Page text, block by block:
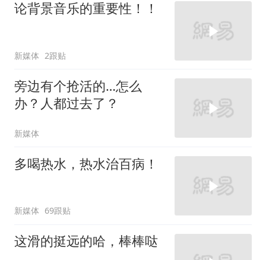
论背景音乐的重要性！！
新媒体 2跟贴
旁边有个抢活的…怎么
办？人都过去了？
新媒体
多喝热水，热水治百病！
新媒体 69跟贴
这滑的挺远的哈，棒棒哒